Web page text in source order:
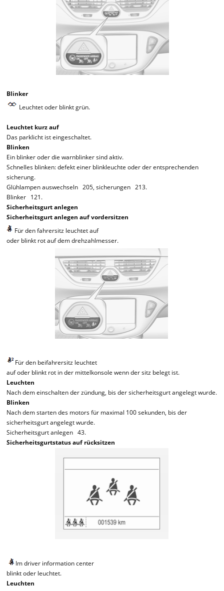
Blinker
Leuchtet oder blinkt grün.
Leuchtet kurz auf
Das parklicht ist eingeschaltet.
Blinken
Ein blinker oder die warnblinker sind aktiv.
Schnelles blinken: defekt einer blinkleuchte oder der entsprechenden
sicherung.
Glühlampen auswechseln 205, sicherungen 213.
Blinker 121.
Sicherheitsgurt anlegen
Sicherheitsgurt anlegen auf vordersitzen
Für den fahrersitz leuchtet auf
oder blinkt rot auf dem drehzahlmesser.
Für den beifahrersitz leuchtet
auf oder blinkt rot in der mittelkonsole wenn der sitz belegt ist.
Leuchten
Nach dem einschalten der zündung, bis der sicherheitsgurt angelegt wurde.
Blinken
Nach dem starten des motors für maximal 100 sekunden, bis der
sicherheitsgurt angelegt wurde.
Sicherheitsgurt anlegen 43.
Sicherheitsgurtstatus auf rücksitzen
Im driver information center
blinkt oder leuchtet.
Leuchten